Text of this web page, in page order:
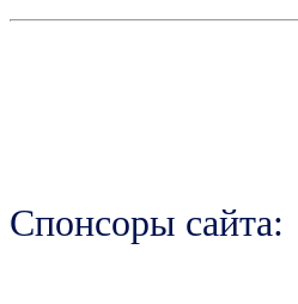
Спонсоры сайта: